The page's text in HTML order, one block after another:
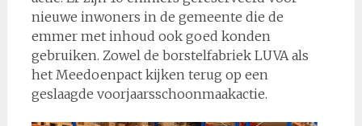
nieuwe inwoners in de gemeente die de
emmer met inhoud ook goed konden
gebruiken. Zowel de borstelfabriek LUVA als
het Meedoenpact kijken terug op een
geslaagde voorjaarsschoonmaakactie.